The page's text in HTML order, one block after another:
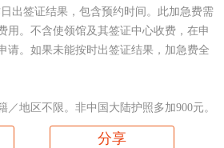
出签证结果，包含预约时间。此加急费需
用。不含使领馆及其签证中心收费，在申
请。如果未能按时出签证结果，加急费全
／地区不限。非中国大陆护照多加900元。
分享